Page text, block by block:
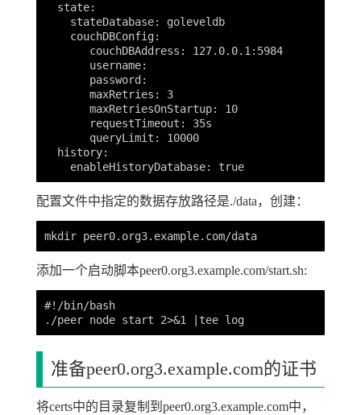
  state:
    stateDatabase: goleveldb
    couchDBConfig:
       couchDBAddress: 127.0.0.1:5984
       username:
       password:
       maxRetries: 3
       maxRetriesOnStartup: 10
       requestTimeout: 35s
       queryLimit: 10000
  history:
配置文件中指定的数据存放路径是./data，创建：
添加一个启动脚本peer0.org3.example.com/start.sh:
#!/bin/bash
准备peer0.org3.example.com的证书
将certs中的目录复制到peer0.org3.example.com中，